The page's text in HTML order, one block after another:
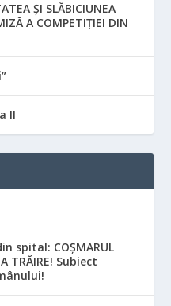
ȘI SLĂBICIUNEA
A COMPETIȚIEI DIN
II
spital: COȘMARUL
TRĂIRE! Subiect